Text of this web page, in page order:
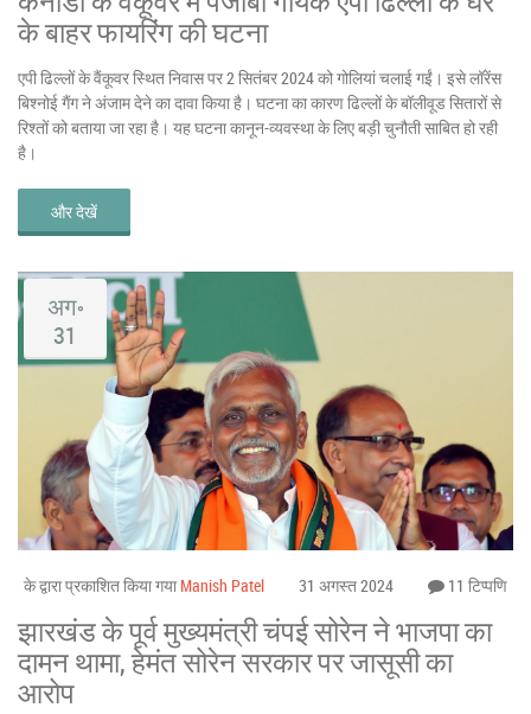
के बाहर फायरिंग की घटना
एपी ढिल्लों के वैंकूवर स्थित निवास पर 2 सितंबर 2024 को गोलियां चलाई गईं। इसे लॉरेंस
बिश्नोई गैंग ने अंजाम देने का दावा किया है। घटना का कारण ढिल्लों के बॉलीवूड सितारों से
रिश्तों को बताया जा रहा है। यह घटना कानून-व्यवस्था के लिए बड़ी चुनौती साबित हो रही
है।
और देखें
अग॰
31
के द्वारा प्रकाशित किया गया Manish Patel 31 अगस्त 2024 11 टिप्पणि
झारखंड के पूर्व मुख्यमंत्री चंपई सोरेन ने भाजपा का
दामन थामा, हेमंत सोरेन सरकार पर जासूसी का
आरोप